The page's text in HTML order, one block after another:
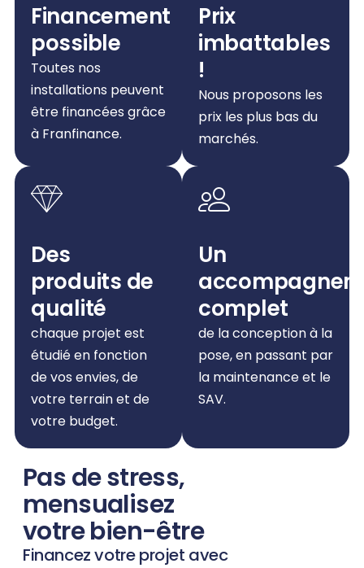
Financement
possible
Toutes nos
installations peuvent
être financées grâce
à Franfinance.
Prix
imbattables
!
Nous proposons les
prix les plus bas du
marchés.
Des
produits de
qualité
chaque projet est
étudié en fonction
de vos envies, de
votre terrain et de
votre budget.
Un
complet
de la conception à la
pose, en passant par
la maintenance et le
SAV.
Pas de stress,
mensualisez
votre bien-être
Financez votre projet avec